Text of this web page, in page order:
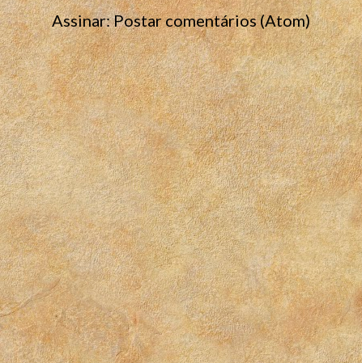
Assinar:Postar comentários (Atom)